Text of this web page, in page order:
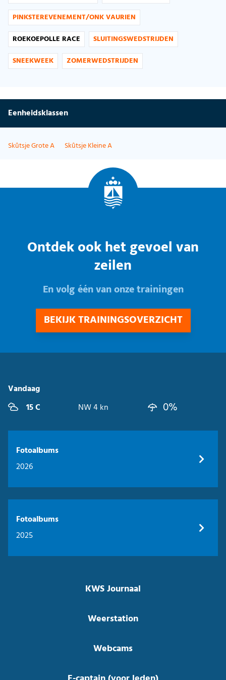
PINKSTEREVENEMENT/ONK VAURIEN
ROEKOEPOLLE RACE
SLUITINGSWEDSTRIJDEN
SNEEKWEEK
ZOMERWEDSTRIJDEN
Eenheidsklassen
Skûtsje Grote A Skûtsje Kleine A
Ontdek ook het gevoel van
zeilen
En volg één van onze trainingen
BEKIJK TRAININGSOVERZICHT
Vandaag
15 C
NW 4 kn 0%
Fotoalbums
2026
Fotoalbums
2025
KWS Journaal
Weerstation
Webcams